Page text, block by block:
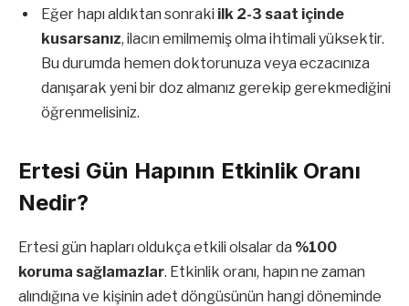
Eğer hapı aldıktan sonraki ilk 2-3 saat içinde
kusarsanız, ilacın emilmemiş olma ihtimali yüksektir.
Bu durumda hemen doktorunuza veya eczacınıza
danışarak yeni bir doz almanız gerekip gerekmediğini
öğrenmelisiniz.
Ertesi Gün Hapının Etkinlik Oranı
Nedir?
Ertesi gün hapları oldukça etkili olsalar da %100
koruma sağlamazlar. Etkinlik oranı, hapın ne zaman
alındığına ve kişinin adet döngüsünün hangi döneminde